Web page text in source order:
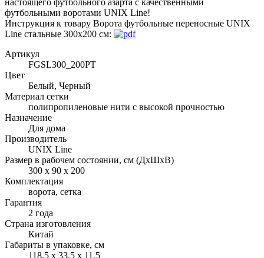
футбольными воротами UNIX Line!
Инструкция к товару Ворота футбольные переносные UNIX
Line стальные 300x200 см:
Артикул
FGSL300_200PT
Цвет
Белый, Черный
Материал сетки
полипропиленовые нити с высокой прочностью
Назначение
Для дома
Производитель
UNIX Line
Размер в рабочем состоянии, см (ДхШхВ)
300 x 90 х 200
Комплектация
ворота, сетка
Гарантия
2 года
Страна изготовления
Китай
Габариты в упаковке, см
118,5 х 33,5 x 11,5